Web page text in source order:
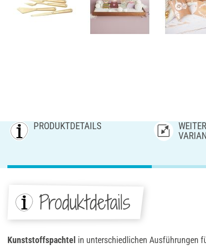
PRODUKTDETAILS
Produktdetails
Kunststoffspachtel in unterschiedlichen Ausführungen